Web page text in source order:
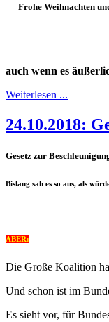
Frohe Weihnachten
auch wenn es
Weiterlesen ...
24.10.2018:
Gesetz zur
Bislang sah es so aus, als
ABER:
Die Große Koalition
Und schon ist im
Es sieht vor, für